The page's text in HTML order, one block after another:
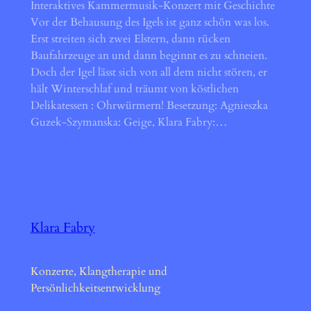
Interaktives Kammermusik-Konzert mit Geschichte
Vor der Behausung des Igels ist ganz schön was los.
Erst streiten sich zwei Elstern, dann rücken
Baufahrzeuge an und dann beginnt es zu schneien.
Doch der Igel lässt sich von all dem nicht stören, er
hält Winterschlaf und träumt von köstlichen
Delikatessen : Ohrwürmern! Besetzung: Agnieszka
Guzek-Szymanska: Geige, Klara Fabry:…
Klara Fabry
Konzerte, Klangtherapie und
Persönlichkeitsentwicklung